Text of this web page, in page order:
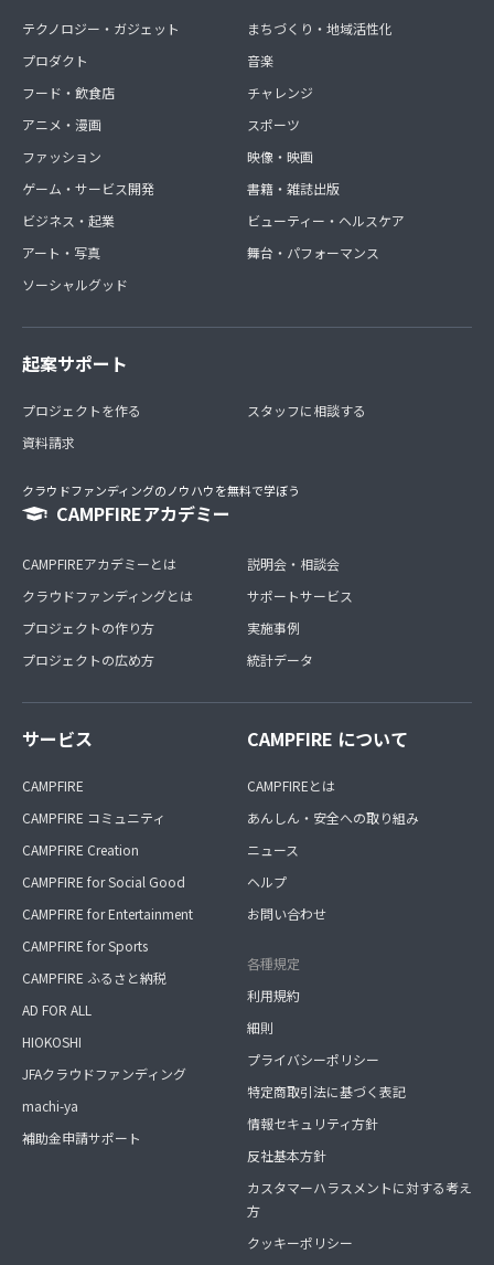
テクノロジー・ガジェット
プロダクト
フード・飲食店
アニメ・漫画
ファッション
ゲーム・サービス開発
ビジネス・起業
アート・写真
ソーシャルグッド
まちづくり・地域活性化
音楽
チャレンジ
スポーツ
映像・映画
書籍・雑誌出版
ビューティー・ヘルスケア
舞台・パフォーマンス
起案サポート
プロジェクトを作る
資料請求
スタッフに相談する
クラウドファンディングのノウハウを無料で学ぼう
CAMPFIREアカデミー
CAMPFIREアカデミーとは
クラウドファンディングとは
プロジェクトの作り方
プロジェクトの広め方
説明会・相談会
サポートサービス
実施事例
統計データ
サービス
CAMPFIRE
CAMPFIRE コミュニティ
CAMPFIRE Creation
CAMPFIRE for Social Good
CAMPFIRE for Entertainment
CAMPFIRE for Sports
CAMPFIRE ふるさと納税
AD FOR ALL
HIOKOSHI
JFAクラウドファンディング
machi-ya
補助金申請サポート
CAMPFIRE について
CAMPFIREとは
あんしん・安全への取り組み
ニュース
ヘルプ
お問い合わせ
各種規定
利用規約
細則
プライバシーポリシー
特定商取引法に基づく表記
情報セキュリティ方針
反社基本方針
カスタマーハラスメントに対する考え
方
クッキーポリシー